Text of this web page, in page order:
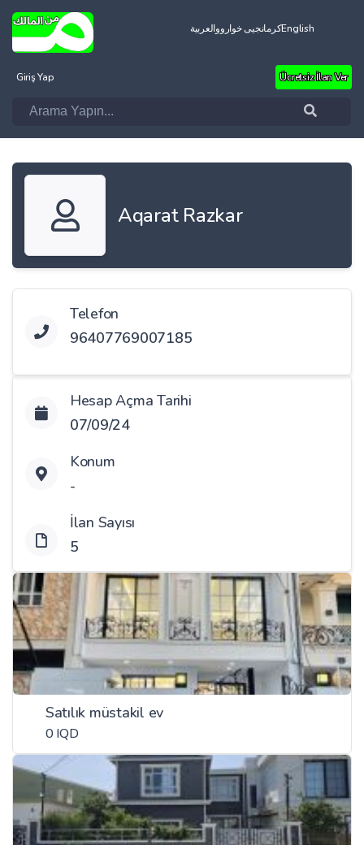
العربيةکرمانجیی خوارووEnglish
Giriş Yap Ücretsiz İlan Ver
Aqarat Razkar
Telefon
96407769007185
Hesap Açma Tarihi
07/09/24
Konum
-
İlan Sayısı
5
Satılık müstakil ev
0 IQD